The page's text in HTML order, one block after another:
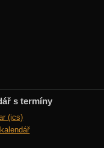
s termíny
(ics)